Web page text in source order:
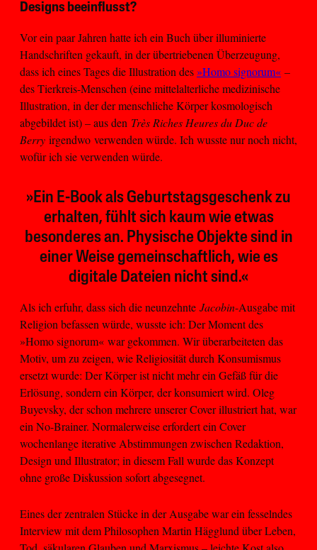
Designs beeinflusst?
Vor ein paar Jahren hatte ich ein Buch über illuminierte
Handschriften gekauft, in der übertriebenen Überzeugung,
dass ich eines Tages die Illustration des»Homo signorum« –
des Tierkreis-Menschen (eine mittelalterliche medizinische
Illustration, in der der menschliche Körper kosmologisch
abgebildet ist) – aus den Très Riches Heures du Duc de
Berry irgendwo verwenden würde. Ich wusste nur noch nicht,
wofür ich sie verwenden würde.
»Ein E-Book als Geburtstagsgeschenk zu
erhalten, fühlt sich kaum wie etwas
besonderes an. Physische Objekte sind in
einer Weise gemeinschaftlich, wie es
digitale Dateien nicht sind.«
Als ich erfuhr, dass sich die neunzehnte Jacobin-Ausgabe mit
Religion befassen würde, wusste ich: Der Moment des
»Homo signorum« war gekommen. Wir überarbeiteten das
Motiv, um zu zeigen, wie Religiosität durch Konsumismus
ersetzt wurde: Der Körper ist nicht mehr ein Gefäß für die
Erlösung, sondern ein Körper, der konsumiert wird. Oleg
Buyevsky, der schon mehrere unserer Cover illustriert hat, war
ein No-Brainer. Normalerweise erfordert ein Cover
wochenlange iterative Abstimmungen zwischen Redaktion,
Design und Illustrator; in diesem Fall wurde das Konzept
ohne große Diskussion sofort abgesegnet.
Eines der zentralen Stücke in der Ausgabe war ein fesselndes
Interview mit dem Philosophen Martin Hägglund über Leben,